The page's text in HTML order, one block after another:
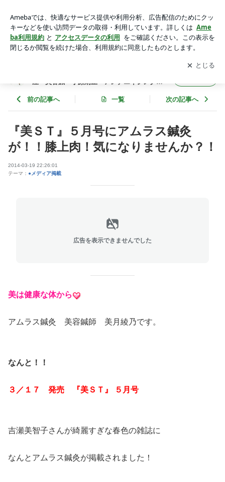
んか？！ | アムラス鍼灸・美容鍼灸 美月綾乃／三軒茶屋・美
容鍼・小顔矯正・アンチエイジング・骨盤矯正・ダイエット・
子宝鍼・不妊治療
アプリをダウンロードして ブログの更新通知
を受け取りまし
ょう。
開く
屋・美容鍼・小顔矯正・アンチエイジング・
前の記事へ 一覧 次の記事へ
『美ＳＴ』５月号にアムラス鍼灸
が！！膝上肉！気になりませんか？！
2014-03-19 22:26:01
テーマ： ●メディア掲載
広告を表示できませんでした
美は健康な体から
アムラス鍼灸 美容鍼師 美月綾乃です。
なんと！！
３／１７ 発売 『美ＳＴ』 ５月号
吉瀬美智子さんが綺麗すぎな春色の雑誌に
なんとアムラス鍼灸が掲載されました！